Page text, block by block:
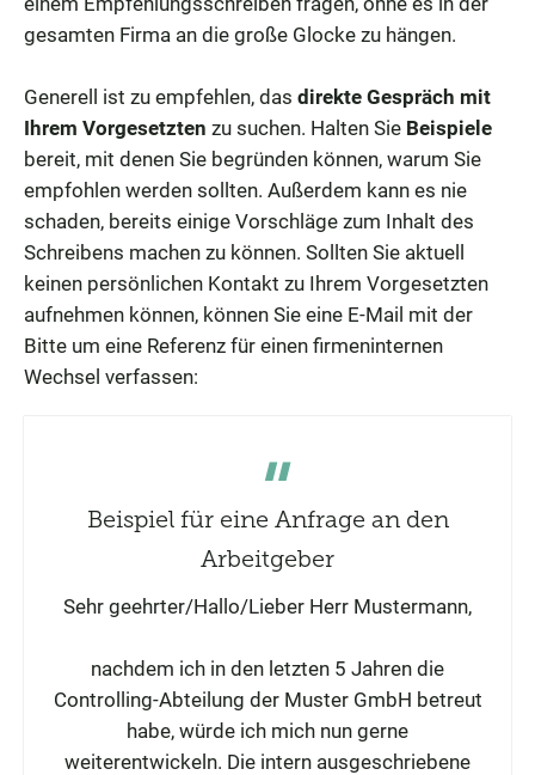
gesamten Firma an die große Glocke zu hängen.
Generell ist zu empfehlen, das direkte Gespräch mit
Ihrem Vorgesetzten zu suchen. Halten Sie Beispiele
bereit, mit denen Sie begründen können, warum Sie
empfohlen werden sollten. Außerdem kann es nie
schaden, bereits einige Vorschläge zum Inhalt des
Schreibens machen zu können. Sollten Sie aktuell
keinen persönlichen Kontakt zu Ihrem Vorgesetzten
aufnehmen können, können Sie eine E-Mail mit der
Bitte um eine Referenz für einen firmeninternen
Wechsel verfassen:
Beispiel für eine Anfrage an den
Arbeitgeber
Sehr geehrter/Hallo/Lieber Herr Mustermann,
nachdem ich in den letzten 5 Jahren die
Controlling-Abteilung der Muster GmbH betreut
habe, würde ich mich nun gerne
weiterentwickeln. Die intern ausgeschriebene